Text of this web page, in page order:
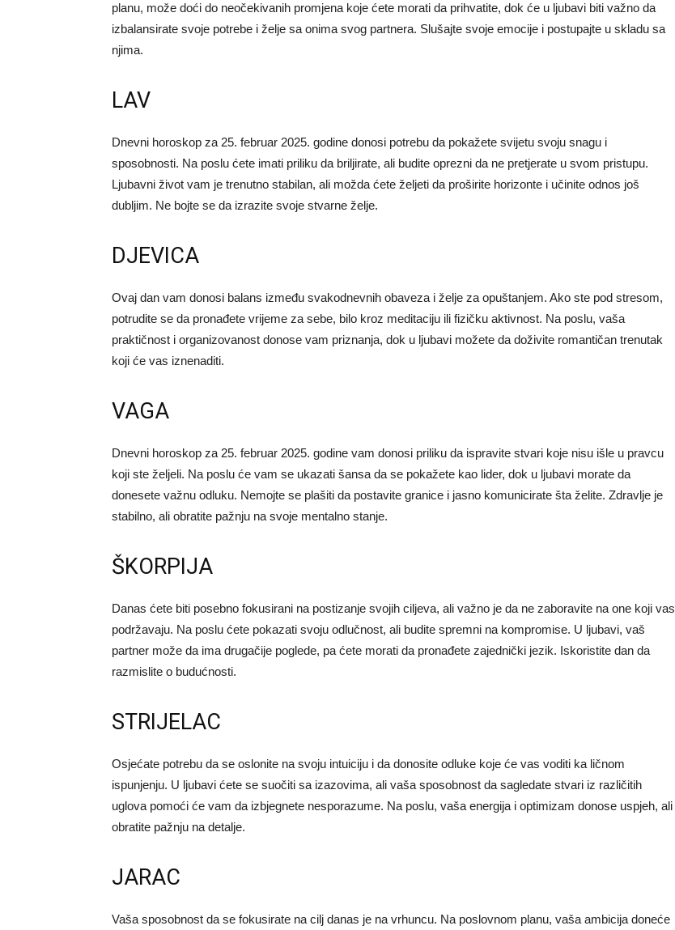
planu, može doći do neočekivanih promjena koje ćete morati da prihvatite, dok će u ljubavi biti važno da
izbalansirate svoje potrebe i želje sa onima svog partnera. Slušajte svoje emocije i postupajte u skladu sa
njima.
LAV
Dnevni horoskop za 25. februar 2025. godine donosi potrebu da pokažete svijetu svoju snagu i
sposobnosti. Na poslu ćete imati priliku da briljirate, ali budite oprezni da ne pretjerate u svom pristupu.
Ljubavni život vam je trenutno stabilan, ali možda ćete željeti da proširite horizonte i učinite odnos još
dubljim. Ne bojte se da izrazite svoje stvarne želje.
DJEVICA
Ovaj dan vam donosi balans između svakodnevnih obaveza i želje za opuštanjem. Ako ste pod stresom,
potrudite se da pronađete vrijeme za sebe, bilo kroz meditaciju ili fizičku aktivnost. Na poslu, vaša
praktičnost i organizovanost donose vam priznanja, dok u ljubavi možete da doživite romantičan trenutak
koji će vas iznenaditi.
VAGA
Dnevni horoskop za 25. februar 2025. godine vam donosi priliku da ispravite stvari koje nisu išle u pravcu
koji ste željeli. Na poslu će vam se ukazati šansa da se pokažete kao lider, dok u ljubavi morate da
donesete važnu odluku. Nemojte se plašiti da postavite granice i jasno komunicirate šta želite. Zdravlje je
stabilno, ali obratite pažnju na svoje mentalno stanje.
ŠKORPIJA
Danas ćete biti posebno fokusirani na postizanje svojih ciljeva, ali važno je da ne zaboravite na one koji vas
podržavaju. Na poslu ćete pokazati svoju odlučnost, ali budite spremni na kompromise. U ljubavi, vaš
partner može da ima drugačije poglede, pa ćete morati da pronađete zajednički jezik. Iskoristite dan da
razmislite o budućnosti.
STRIJELAC
Osjećate potrebu da se oslonite na svoju intuiciju i da donosite odluke koje će vas voditi ka ličnom
ispunjenju. U ljubavi ćete se suočiti sa izazovima, ali vaša sposobnost da sagledate stvari iz različitih
uglova pomoći će vam da izbjegnete nesporazume. Na poslu, vaša energija i optimizam donose uspjeh, ali
obratite pažnju na detalje.
JARAC
Vaša sposobnost da se fokusirate na cilj danas je na vrhuncu. Na poslovnom planu, vaša ambicija doneće